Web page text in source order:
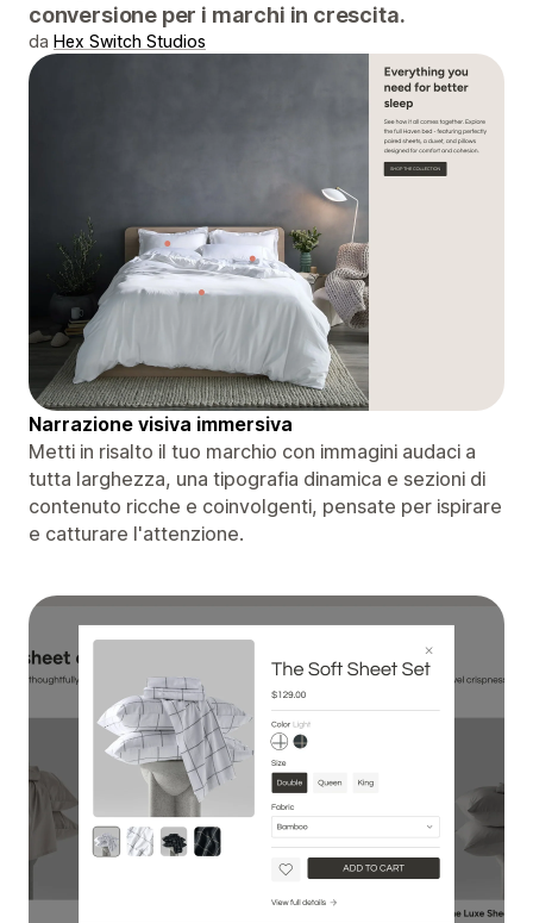
conversione per i marchi in crescita.
da Hex Switch Studios
Narrazione visiva immersiva
Metti in risalto il tuo marchio con immagini audaci a
tutta larghezza, una tipografia dinamica e sezioni di
contenuto ricche e coinvolgenti, pensate per ispirare
e catturare l'attenzione.